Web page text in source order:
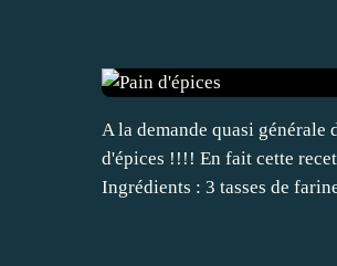
A la demande quasi générale
d'épices !!!! En fait cette
Ingrédients : 3 tasses de